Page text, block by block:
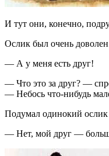
И тут они, конечно,
Ослик был очень
— А у меня есть друг!
— Что это за друг? —
— Небось что-нибудь
Подумал одинокий ослик
— Нет, мой друг —